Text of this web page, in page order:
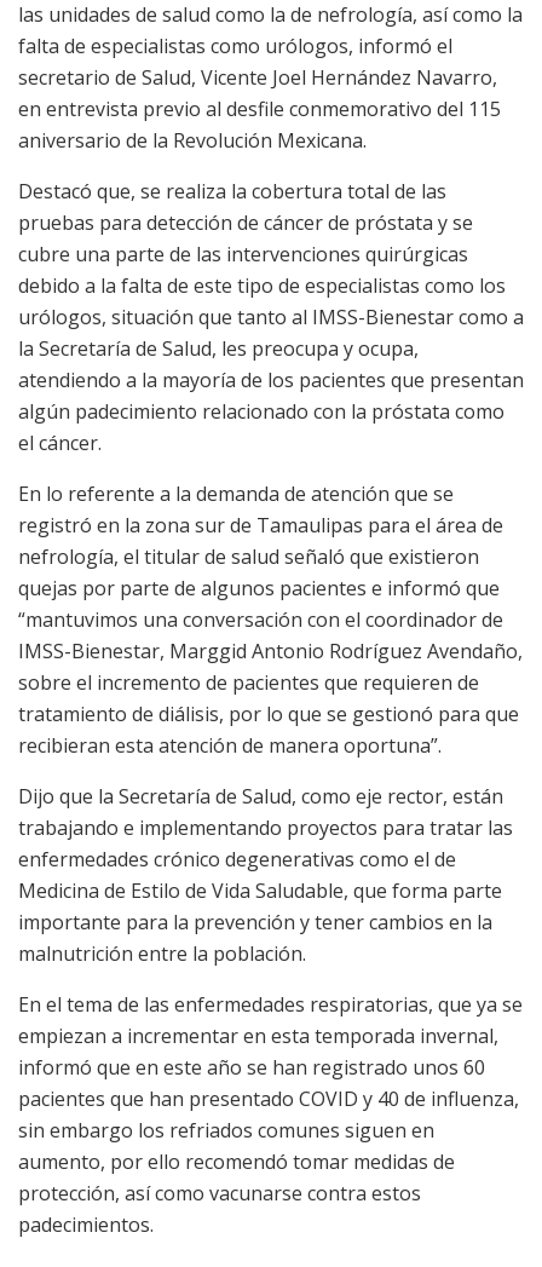
las unidades de salud como la de nefrología, así como la
falta de especialistas como urólogos, informó el
secretario de Salud, Vicente Joel Hernández Navarro,
en entrevista previo al desfile conmemorativo del 115
aniversario de la Revolución Mexicana.
Destacó que, se realiza la cobertura total de las
pruebas para detección de cáncer de próstata y se
cubre una parte de las intervenciones quirúrgicas
debido a la falta de este tipo de especialistas como los
urólogos, situación que tanto al IMSS-Bienestar como a
la Secretaría de Salud, les preocupa y ocupa,
atendiendo a la mayoría de los pacientes que presentan
algún padecimiento relacionado con la próstata como
el cáncer.
En lo referente a la demanda de atención que se
registró en la zona sur de Tamaulipas para el área de
nefrología, el titular de salud señaló que existieron
quejas por parte de algunos pacientes e informó que
“mantuvimos una conversación con el coordinador de
IMSS-Bienestar, Marggid Antonio Rodríguez Avendaño,
sobre el incremento de pacientes que requieren de
tratamiento de diálisis, por lo que se gestionó para que
recibieran esta atención de manera oportuna”.
Dijo que la Secretaría de Salud, como eje rector, están
trabajando e implementando proyectos para tratar las
enfermedades crónico degenerativas como el de
Medicina de Estilo de Vida Saludable, que forma parte
importante para la prevención y tener cambios en la
malnutrición entre la población.
En el tema de las enfermedades respiratorias, que ya se
empiezan a incrementar en esta temporada invernal,
informó que en este año se han registrado unos 60
pacientes que han presentado COVID y 40 de influenza,
sin embargo los refriados comunes siguen en
aumento, por ello recomendó tomar medidas de
protección, así como vacunarse contra estos
padecimientos.